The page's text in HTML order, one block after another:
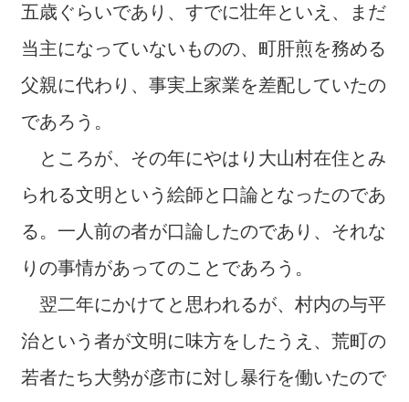
五歳ぐらいであり、すでに壮年といえ、まだ
当主になっていないものの、町肝煎を務める
父親に代わり、事実上家業を差配していたの
であろう。
ところが、その年にやはり大山村在住とみ
られる文明という絵師と口論となったのであ
る。一人前の者が口論したのであり、それな
りの事情があってのことであろう。
翌二年にかけてと思われるが、村内の与平
治という者が文明に味方をしたうえ、荒町の
若者たち大勢が彦市に対し暴行を働いたので